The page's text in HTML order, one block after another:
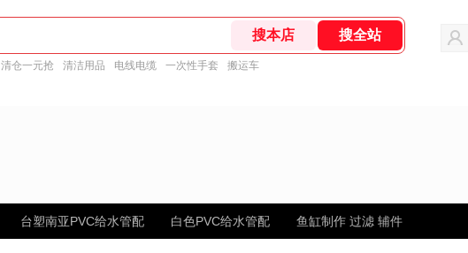
清仓一元抢 清洁用品 电线电缆 一次性手套 搬运车
台塑南亚PVC给水管配 白色PVC给水管配 鱼缸制作 过滤 辅件